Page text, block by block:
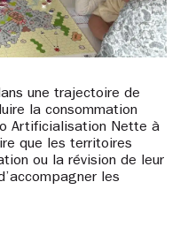
une trajectoire de
la consommation
Artificialisation Nette à
que les territoires
ou la révision de leur
les